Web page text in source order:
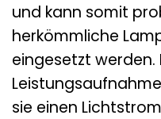
und kann somit
herkömmliche
eingesetzt werden.
sie einen